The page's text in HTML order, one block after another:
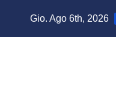
Gio. Ago 6th, 2026